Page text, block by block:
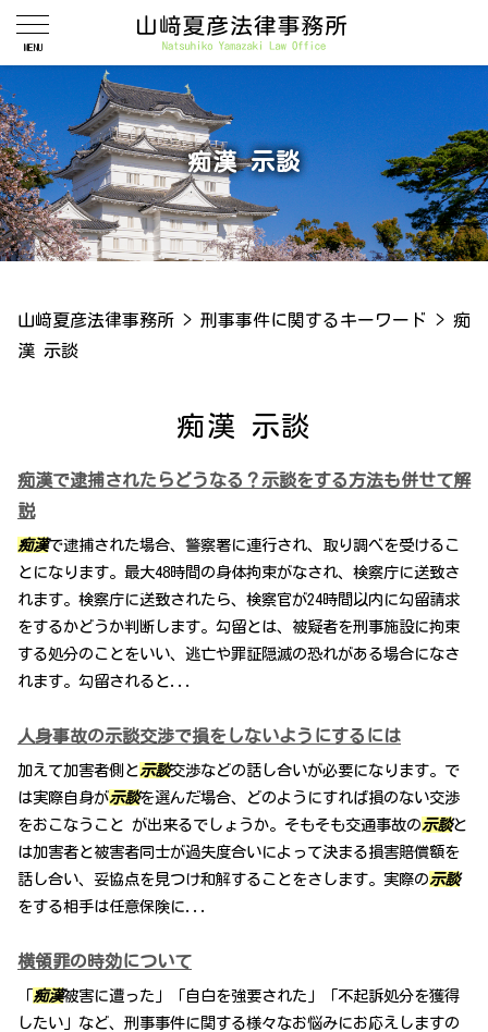
痴漢 示談
山﨑夏彦法律事務所 > 刑事事件に関するキーワード > 痴
漢 示談
痴漢 示談
痴漢で逮捕されたらどうなる？示談をする方法も併せて解
説
痴漢で逮捕された場合、警察署に連行され、取り調べを受けるこ
とになります。最大48時間の身体拘束がなされ、検察庁に送致さ
れます。検察庁に送致されたら、検察官が24時間以内に勾留請求
をするかどうか判断します。勾留とは、被疑者を刑事施設に拘束
する処分のことをいい、逃亡や罪証隠滅の恐れがある場合になさ
れます。勾留されると...
人身事故の示談交渉で損をしないようにするには
加えて加害者側と示談交渉などの話し合いが必要になります。で
は実際自身が示談を選んだ場合、どのようにすれば損のない交渉
をおこなうこと が出来るでしょうか。そもそも交通事故の示談と
は加害者と被害者同士が過失度合いによって決まる損害賠償額を
話し合い、妥協点を見つけ和解することをさします。実際の示談
をする相手は任意保険に...
横領罪の時効について
「 痴漢被害に遭った」「自白を強要された」「不起訴処分を獲得
したい」など、刑事事件に関する様々なお悩みにお応えしますの